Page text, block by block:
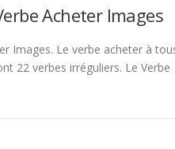
Acheter Images
Images. Le verbe acheter à
22 verbes irréguliers. Le Verbe